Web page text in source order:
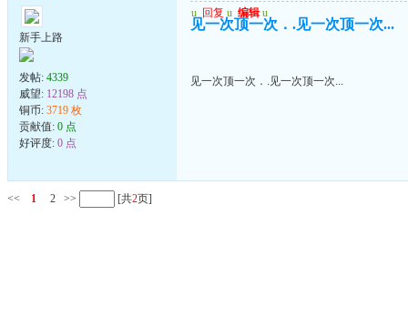
新手上路
发帖: 4339
威望: 12198 点
铜币: 3719 枚
贡献值: 0 点
好评度: 0 点
u 回复 u 编辑 u
见一次顶一次．.见一次顶一次...
见一次顶一次．.见一次顶一次...
<< 1 2 >> [共2页]